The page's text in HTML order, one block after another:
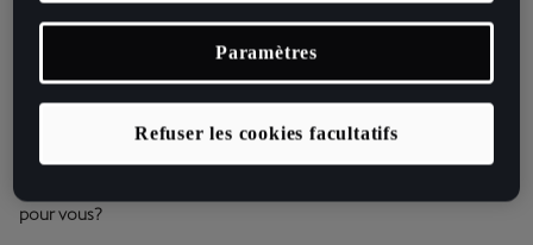
exclusivement selon des procédés traditionnels, rendant chaque
minutieusement poli à la main, sans recours aux solvants ni aux
laques, pour créer une optique satinée.
pour vous?
Refuser les cookies facultatifs
Paramètres